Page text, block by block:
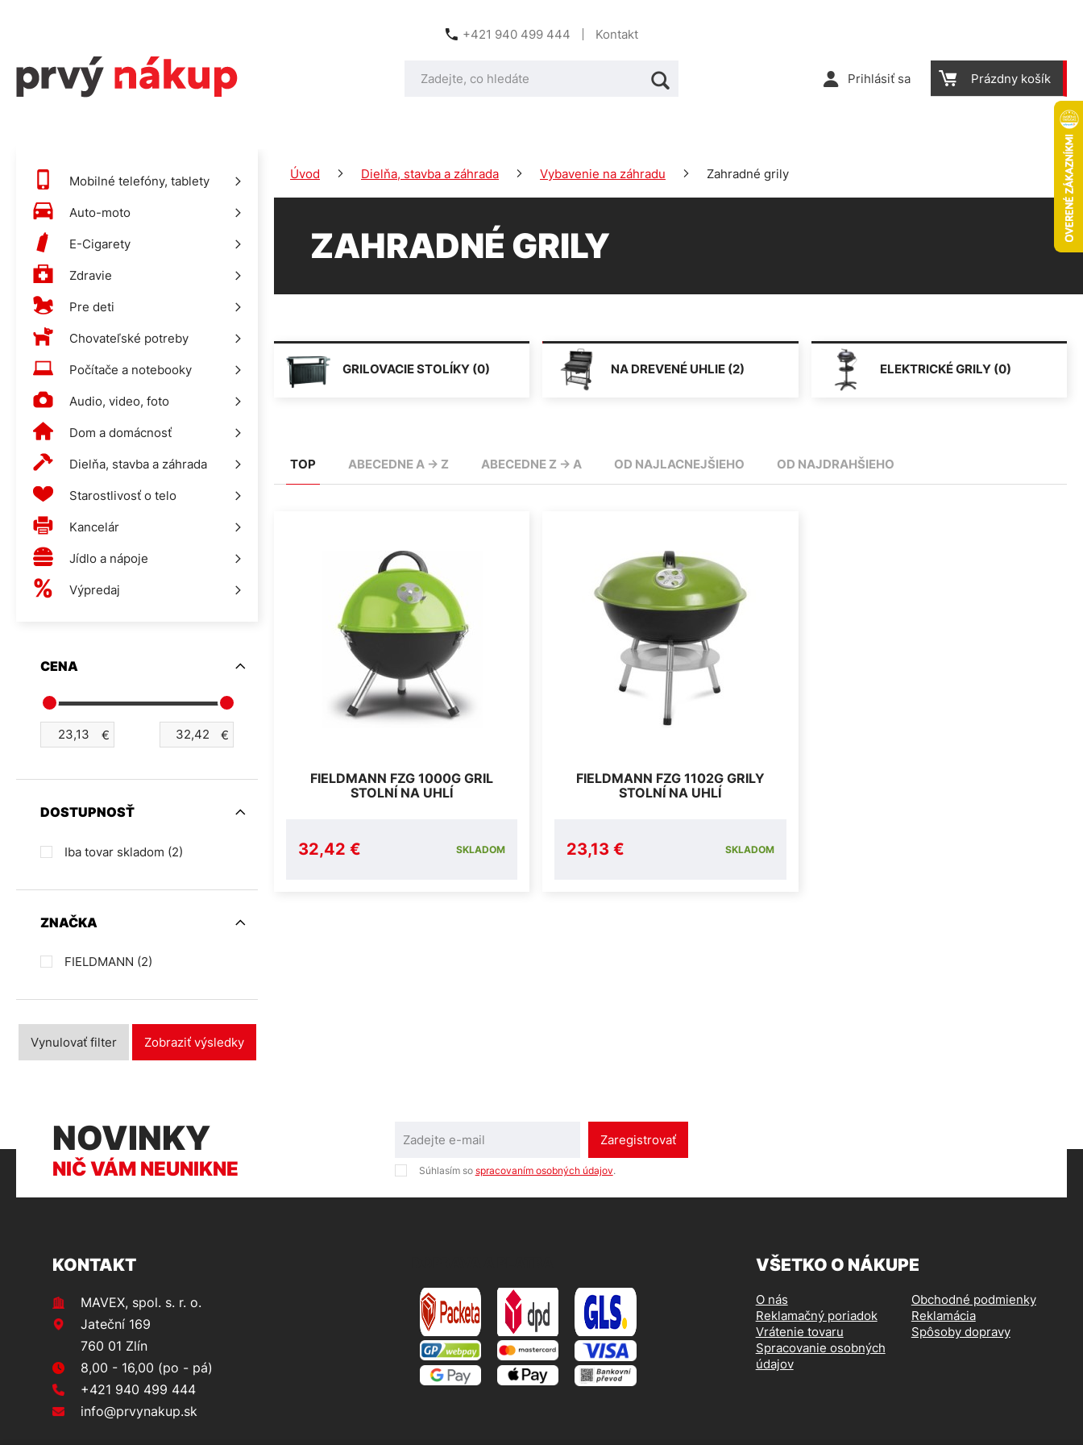
Prihlásiť sa Prázdny košík
+421 940 499 444 Kontakt
Úvod Dielňa, stavba a záhrada Vybavenie na záhradu Zahradné grily
ZAHRADNÉ GRILY
GRILOVACIE STOLÍKY (0) NA DREVENÉ UHLIE (2) ELEKTRICKÉ GRILY (0)
TOP ABECEDNE A -> Z ABECEDNE Z -> A OD NAJLACNEJŠIEHO OD NAJDRAHŠIEHO
FIELDMANN FZG 1000G GRIL
STOLNÍ NA UHLÍ
32,42 € SKLADOM
FIELDMANN FZG 1102G GRILY
STOLNÍ NA UHLÍ
23,13 € SKLADOM
Mobilné telefóny, tablety
Auto-moto
E-Cigarety
Zdravie
Pre deti
Chovateľské potreby
Počítače a notebooky
Audio, video, foto
Dom a domácnosť
Dielňa, stavba a záhrada
Starostlivosť o telo
Kancelár
Jídlo a nápoje
Výpredaj
CENA
€ €
DOSTUPNOSŤ
Iba tovar skladom (2)
ZNAČKA
FIELDMANN (2)
Vynulovať filter Zobraziť výsledky
NOVINKY
NIČ VÁM NEUNIKNE
Zaregistrovať
Súhlasím so spracovaním osobných údajov.
KONTAKT
MAVEX, spol. s. r. o.
Jateční 169
760 01 Zlín
8,00 - 16,00 (po - pá)
+421 940 499 444
info@prvynakup.sk
VŠETKO O NÁKUPE
O nás
Obchodné podmienky
Reklamačný poriadok
Reklamácia
Vrátenie tovaru
Spôsoby dopravy
Spracovanie osobných
údajov